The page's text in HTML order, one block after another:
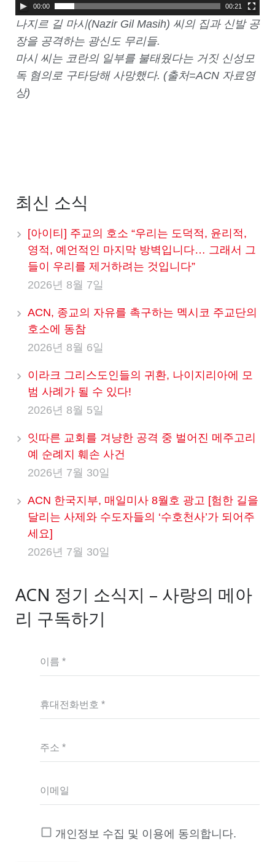
00:00 00:21
나지르 길 마시(Nazir Gil Masih) 씨의 집과 신발 공
장을 공격하는 광신도 무리들.
마시 씨는 코란의 일부를 불태웠다는 거짓 신성모
독 혐의로 구타당해 사망했다. (출처=ACN 자료영
상)
최신 소식
[아이티] 주교의 호소 “우리는 도덕적, 윤리적,
영적, 예언적인 마지막 방벽입니다… 그래서 그
들이 우리를 제거하려는 것입니다”
2026년 8월 7일
ACN, 종교의 자유를 촉구하는 멕시코 주교단의
호소에 동참
2026년 8월 6일
이라크 그리스도인들의 귀환, 나이지리아에 모
범 사례가 될 수 있다!
2026년 8월 5일
잇따른 교회를 겨냥한 공격 중 벌어진 메주고리
예 순례지 훼손 사건
2026년 7월 30일
ACN 한국지부, 매일미사 8월호 광고 [험한 길을
달리는 사제와 수도자들의 ‘수호천사’가 되어주
세요]
2026년 7월 30일
ACN 정기 소식지 – 사랑의 메아
리 구독하기
이름 *
휴대전화번호 *
주소 *
이메일
개인정보 수집 및 이용에 동의합니다.